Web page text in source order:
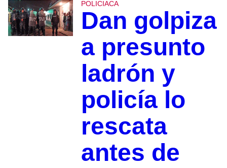
POLICIACA
Dan golpiza
a presunto
ladrón y
policía lo
rescata
antes de